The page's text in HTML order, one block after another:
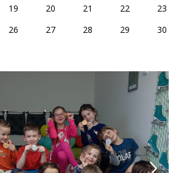
19 20 21 22
23
26 27 28 29
30